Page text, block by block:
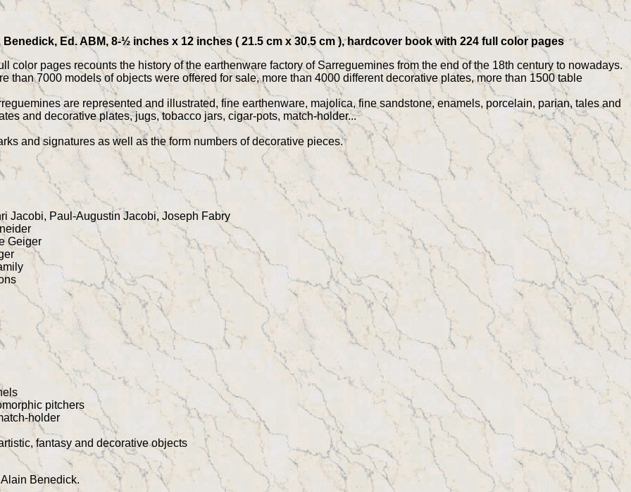
Ed. ABM, 8-½ inches x 12 inches ( 21.5 cm x 30.5 cm ), hardcover book with 224 full color pages
color pages recounts the history of the earthenware factory of Sarreguemines from the end of the 18th century to nowadays.
than 7000 models of objects were offered for sale, more than 4000 different decorative plates, more than 1500 table
are represented and illustrated, fine earthenware, majolica, fine sandstone, enamels, porcelain, parian, tales and
and decorative plates, jugs, tobacco jars, cigar-pots, match-holder...
and signatures as well as the form numbers of decorative pieces.
Jacobi, Paul-Augustin Jacobi, Joseph Fabry
Geiger
pitchers
holder
fantasy and decorative objects
Benedick.